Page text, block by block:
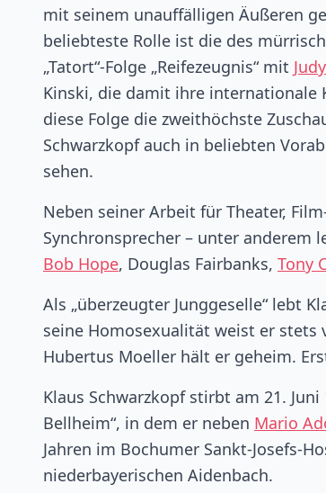
mit seinem unauffälligen Äußeren
beliebteste Rolle ist die des
„Tatort“-Folge „Reifezeugnis“ mit
Kinski, die damit ihre internationale
diese Folge die zweithöchste
Schwarzkopf auch in beliebten
sehen.
Neben seiner Arbeit für Theater,
Synchronsprecher – unter anderem
Bob Hope, Douglas Fairbanks, Tony
Als „überzeugter Junggeselle“ lebt
seine Homosexualität weist er stets
Hubertus Moeller hält er geheim.
Klaus Schwarzkopf stirbt am 21.
Bellheim“, in dem er neben Mario
Jahren im Bochumer Sankt-Josefs-
niederbayerischen Aidenbach.